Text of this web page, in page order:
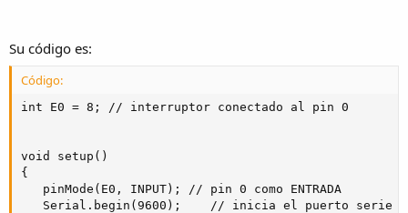
Su código es:
Código:
int E0 = 8; // interruptor conectado al pin 0
void setup()
{
   pinMode(E0, INPUT); // pin 0 como ENTRADA
Serial.begin(9600);    // inicia el puerto serie